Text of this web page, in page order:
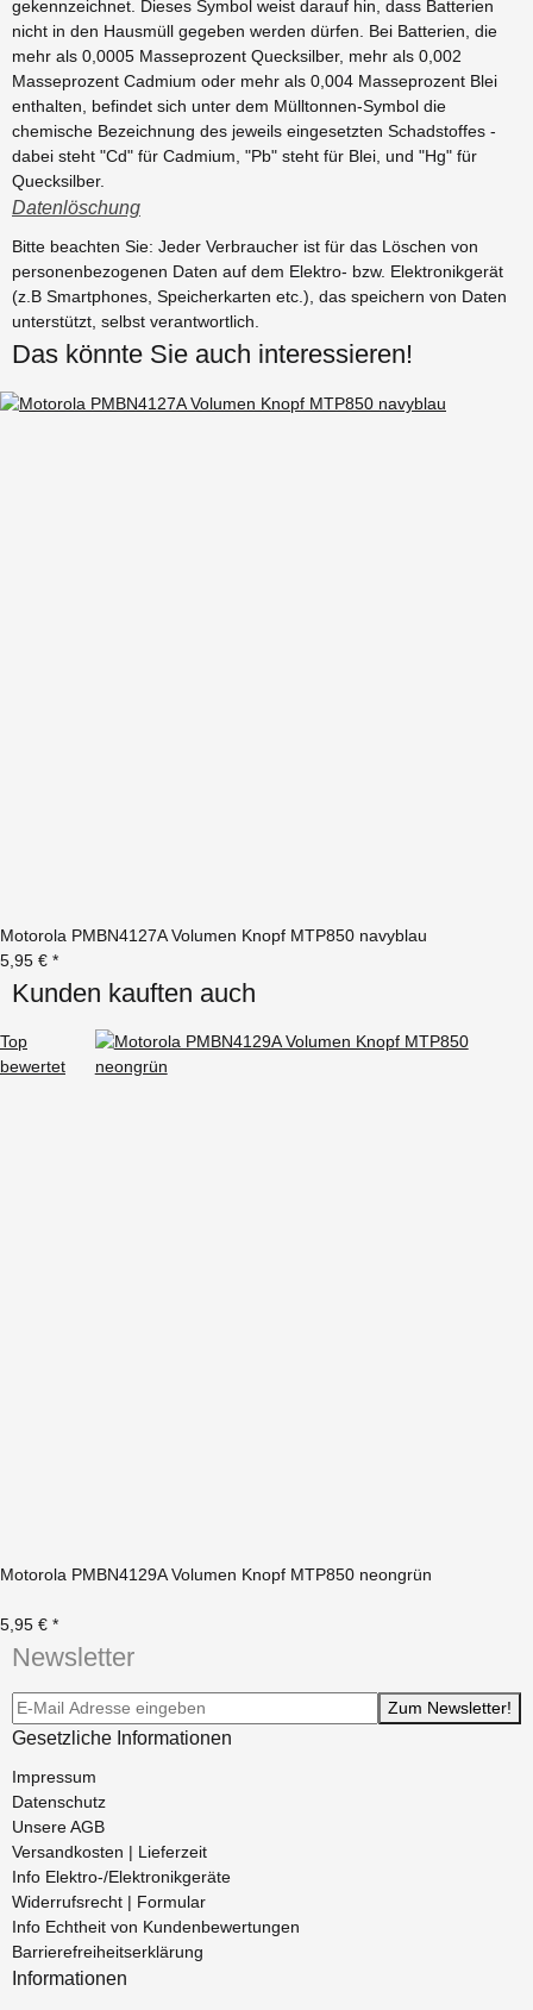
gekennzeichnet. Dieses Symbol weist darauf hin, dass Batterien
nicht in den Hausmüll gegeben werden dürfen. Bei Batterien, die
mehr als 0,0005 Masseprozent Quecksilber, mehr als 0,002
Masseprozent Cadmium oder mehr als 0,004 Masseprozent Blei
enthalten, befindet sich unter dem Mülltonnen-Symbol die
chemische Bezeichnung des jeweils eingesetzten Schadstoffes -
dabei steht "Cd" für Cadmium, "Pb" steht für Blei, und "Hg" für
Quecksilber.
Datenlöschung
Bitte beachten Sie: Jeder Verbraucher ist für das Löschen von
personenbezogenen Daten auf dem Elektro- bzw. Elektronikgerät
(z.B Smartphones, Speicherkarten etc.), das speichern von Daten
unterstützt, selbst verantwortlich.
Das könnte Sie auch interessieren!
Motorola PMBN4127A Volumen Knopf MTP850 navyblau
5,95 € *
Kunden kauften auch
Top
bewertet
Motorola PMBN4129A Volumen Knopf MTP850 neongrün
5,95 € *
Newsletter
Newsletter-Registrierung Zum Newsletter!
Gesetzliche Informationen
Impressum
Datenschutz
Unsere AGB
Versandkosten | Lieferzeit
Info Elektro-/Elektronikgeräte
Widerrufsrecht | Formular
Info Echtheit von Kundenbewertungen
Barrierefreiheitserklärung
Informationen